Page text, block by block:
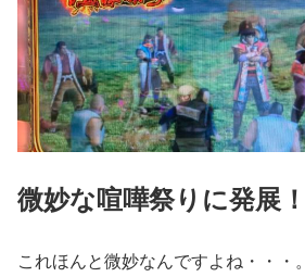
微妙な喧嘩祭りに発展！
これほんと微妙なんですよね・・・。